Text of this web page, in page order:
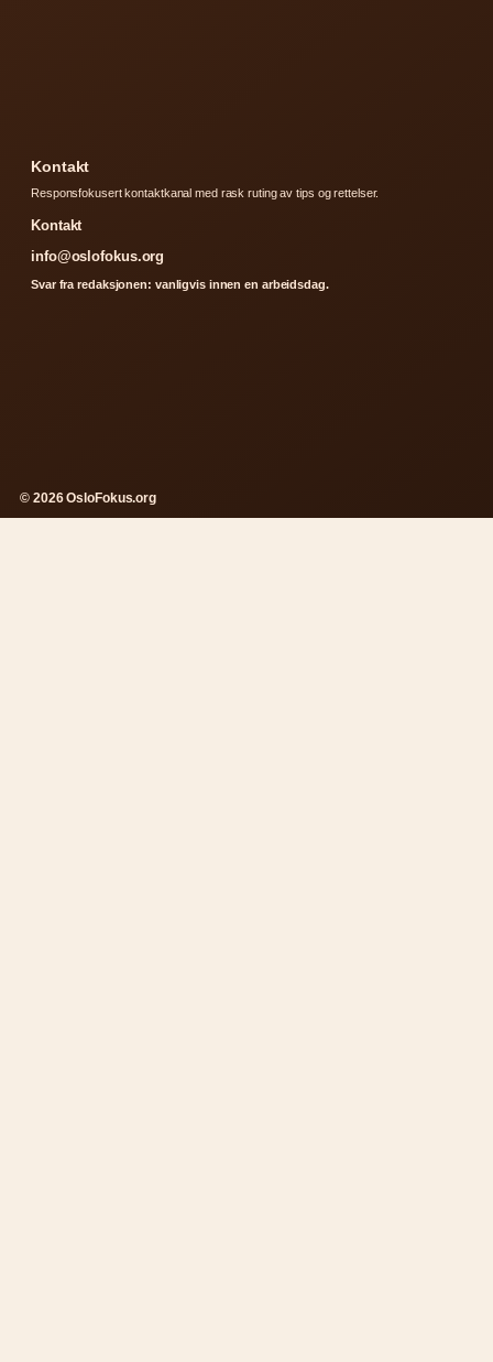
Kontakt
Responsfokusert kontaktkanal med rask ruting av tips og rettelser.
Kontakt
info@oslofokus.org
Svar fra redaksjonen: vanligvis innen en arbeidsdag.
© 2026 OsloFokus.org